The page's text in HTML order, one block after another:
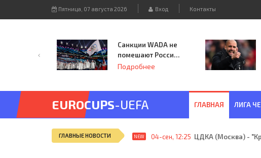
Пятница, 07 августа 2026 Вход Контакты
Санкции WADA не
помешают России
принять
Подробнее
EUROCUPS-UEFA ГЛАВНАЯ ЛИГА
ГЛАВНЫЕ НОВОСТИ NEW 04-сен, 12:25 ЦДКА (Москва) -